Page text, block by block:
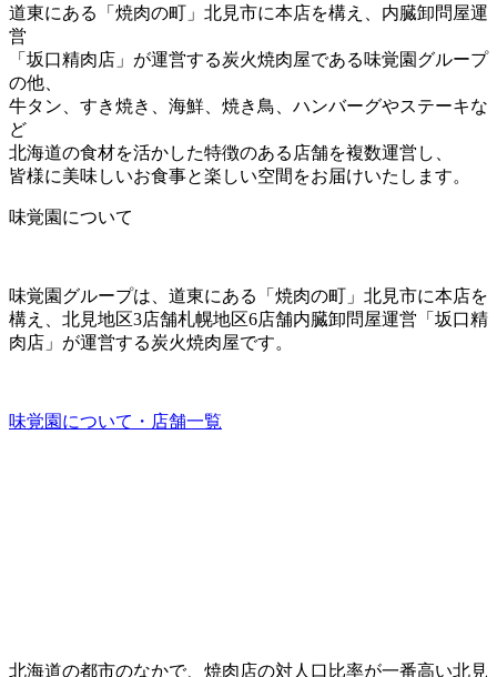
道東にある「焼肉の町」北見市に本店を構え、内臓卸問屋運
営
「坂口精肉店」が運営する炭火焼肉屋である味覚園グループ
の他、
牛タン、すき焼き、海鮮、焼き鳥、ハンバーグやステーキな
ど
北海道の食材を活かした特徴のある店舗を複数運営し、
皆様に美味しいお食事と楽しい空間をお届けいたします。
味覚園について
味覚園グループは、道東にある「焼肉の町」北見市に本店を
構え、北見地区3店舗札幌地区6店舗内臓卸問屋運営「坂口精
肉店」が運営する炭火焼肉屋です。
味覚園について・店舗一覧
北海道の都市のなかで、焼肉店の対人口比率が一番高い北見